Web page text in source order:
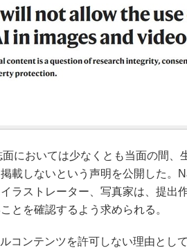
においては少なくとも当面の間、
載しないという声明を公開した。
ラストレーター、写真家は、提出
とを確認するよう求められる。
コンテンツを許可しない理由とし